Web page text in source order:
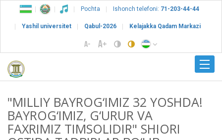
Pochta Ishonch telefoni: 71-203-44-44
Yashil universitet Qabul-2026 Kelajakka Qadam Markazi
"MILLIY BAYROG‘IMIZ 32 YOSHDA!
BAYROG‘IMIZ, G‘URUR VA
FAXRIMIZ TIMSOLIDIR" SHIORI